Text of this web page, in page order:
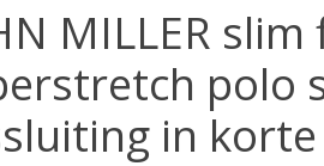
MILLER slim
polo
in